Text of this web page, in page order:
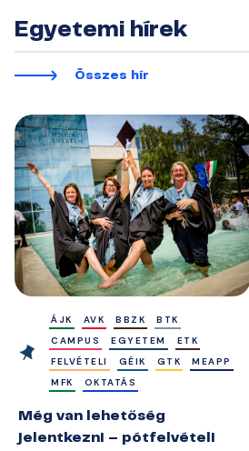
Egyetemi hírek
Összes hír
ÁJK AVK BBZK
BTK
CAMPUS
EGYETEM
ETK
FELVÉTELI
GÉIK GTK
MEAPP
MFK
OKTATÁS
Még van lehetőség
jelentkezni – pótfelvételi